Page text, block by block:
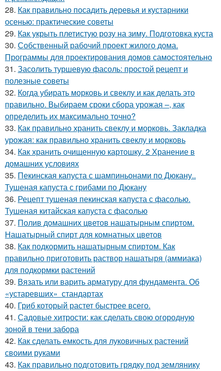
28. Как правильно посадить деревья и кустарники
осенью: практические советы
29. Как укрыть плетистую розу на зиму. Подготовка куста
30. Собственный рабочий проект жилого дома.
Программы для проектирования домов самостоятельно
31. Засолить туршевую фасоль: простой рецепт и
полезные советы
32. Когда убирать морковь и свеклу и как делать это
правильно. Выбираем сроки сбора урожая –, как
определить их максимально точно?
33. Как правильно хранить свеклу и морковь. Закладка
урожая: как правильно хранить свеклу и морковь
34. Как хранить очищенную картошку. 2 Хранение в
домашних условиях
35. Пекинская капуста с шампиньонами по Дюкану..
Тушеная капуста с грибами по Дюкану
36. Рецепт тушеная пекинская капуста с фасолью.
Тушеная китайская капуста с фасолью
37. Полив домашних цветов нашатырным спиртом.
Нашатырный спирт для комнатных цветов
38. Как подкормить нашатырным спиртом. Как
правильно приготовить раствор нашатыря (аммиака)
для подкормки растений
39. Вязать или варить арматуру для фундамента. Об
«устаревших» стандартах
40. Гриб который растет быстрее всего.
41. Садовые хитрости: как сделать свою огородную
зоной в тени забора
42. Как сделать емкость для луковичных растений
своими руками
43. Как правильно подготовить грядку под землянику